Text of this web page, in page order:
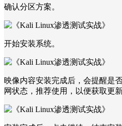
确认分区方案。
开始安装系统。
映像内容安装完成后，会提醒是
网状态，推荐使用，以便获取更新